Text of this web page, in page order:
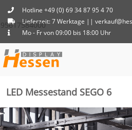
Hotline +49 (0) 69 34 87 95 4 70
Lieferzeit: 7 Werktage ||
Mo - Fr von 09:00 bis 18:00 Uhr
LED Messestand SEGO 6
95617584000